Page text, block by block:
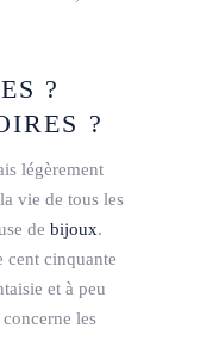
?
?
légèrement
vie de tous les
de bijoux.
cent cinquante
et à peu
les